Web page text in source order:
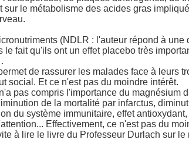
sur le métabolisme des acides gras
(NDLR : l'auteur répond à
le fait qu'ils ont un effet placebo très
de rassurer les malades face à leurs
social. Et ce n'est pas du moindre intérêt.
pas compris l'importance du magnésium
de la mortalité par infarctus,
du système immunitaire, effet
Effectivement, ce n'est pas du
à lire le livre du Professeur Durlach sur